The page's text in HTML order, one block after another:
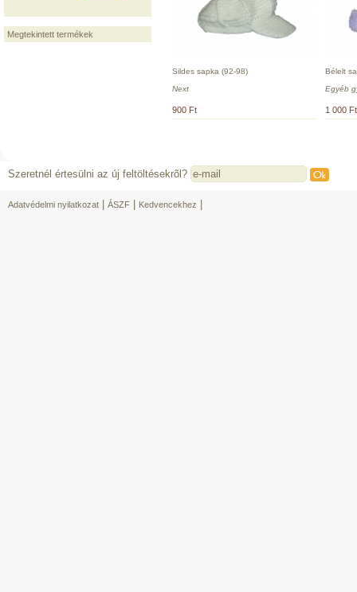
Megtekintett termékek
Sildes sapka (92-98)
Next
900 Ft
Bélelt
Egyéb
1 000 Ft
Szeretnél értesülni az új feltöltésekrõl?
Adatvédelmi nyilatkozat ÁSZF Kedvencekhez